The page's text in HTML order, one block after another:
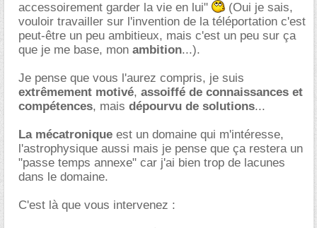
accessoirement garder la vie en lui"
(Oui je sais,
vouloir travailler sur l'invention de la téléportation c'est
peut-être un peu ambitieux, mais c'est un peu sur ça
que je me base, mon ambition...).
Je pense que vous l'aurez compris, je suis
extrêmement motivé, assoiffé de connaissances et
compétences, mais dépourvu de solutions...
La mécatronique est un domaine qui m'intéresse,
l'astrophysique aussi mais je pense que ça restera un
"passe temps annexe" car j'ai bien trop de lacunes
dans le domaine.
C'est là que vous intervenez :